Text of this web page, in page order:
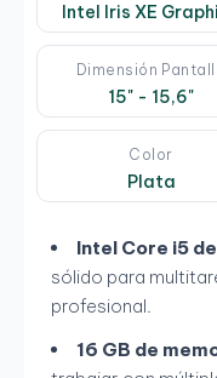
Intel Iris XE
Dimensión
15" - 15,6"
Color
Plata
Intel Core i5
sólido para
profesional.
16 GB de